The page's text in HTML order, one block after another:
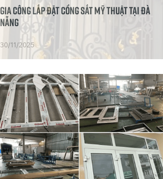
Gia công lắp đặt cổng sắt mỹ thuật tại Đà
Nẵng
30/11/2025